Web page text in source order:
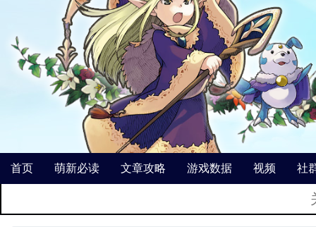
首页 萌新必读 文章攻略 游戏数据 视频 社